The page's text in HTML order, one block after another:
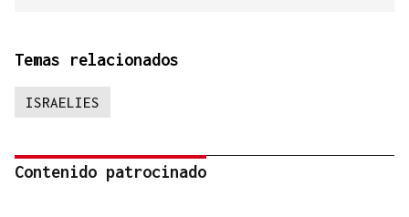
Temas relacionados
ISRAELIES
Contenido patrocinado